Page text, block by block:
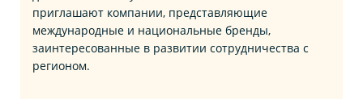
приглашают компании, представляющие
международные и национальные бренды,
заинтересованные в развитии сотрудничества с
регионом.